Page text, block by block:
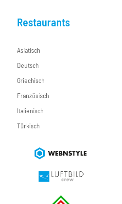
Restaurants
Asiatisch
Deutsch
Griechisch
Französisch
Italienisch
Türkisch